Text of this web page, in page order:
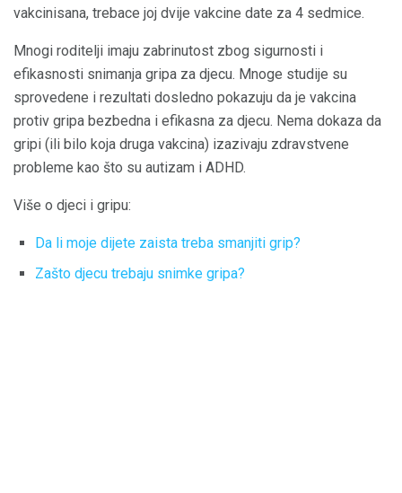
vakcinisana, trebace joj dvije vakcine date za 4 sedmice.
Mnogi roditelji imaju zabrinutost zbog sigurnosti i
efikasnosti snimanja gripa za djecu. Mnoge studije su
sprovedene i rezultati dosledno pokazuju da je vakcina
protiv gripa bezbedna i efikasna za djecu. Nema dokaza da
gripi (ili bilo koja druga vakcina) izazivaju zdravstvene
probleme kao što su autizam i ADHD.
Više o djeci i gripu:
Da li moje dijete zaista treba smanjiti grip?
Zašto djecu trebaju snimke gripa?